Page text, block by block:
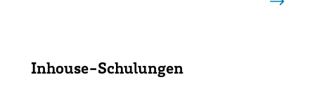
Inhouse-Schulungen